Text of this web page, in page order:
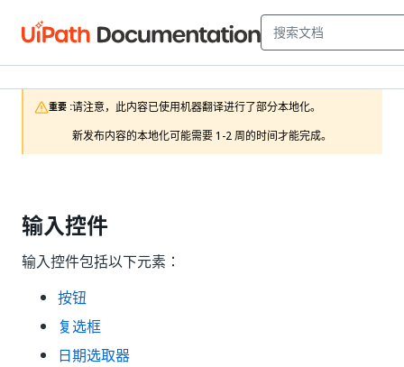
重要 :请注意，此内容已使用机器翻译进行了部分本地化。
新发布内容的本地化可能需要 1-2 周的时间才能完成。
输入控件
输入控件包括以下元素：
按钮
复选框
日期选取器